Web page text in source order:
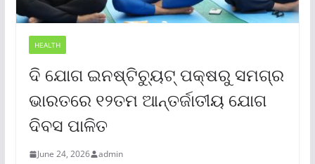
HEALTH
ଦି ଯୋଗ ଇନଷ୍ଟିଚ୍ୟୁଟ୍ ପକ୍ଷରୁ ସମଗ୍ର
ଭାରତରେ ୧୨ତମ ଆନ୍ତର୍ଜାତୀୟ ଯୋଗ
ଦିବସ ପାଳିତ
June 24, 2026 admin